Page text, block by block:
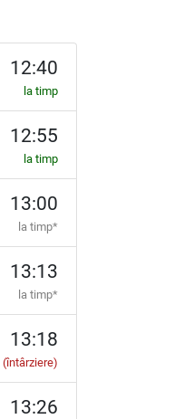
12:40
la timp
12:55
la timp
13:00
la timp*
13:13
la timp*
13:18
(întârziere)
13:26